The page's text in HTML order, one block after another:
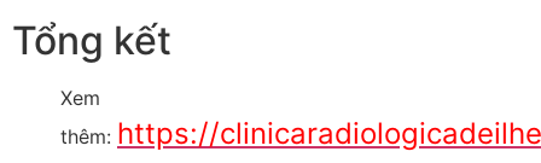
Tổng kết
Xem
thêm: https://